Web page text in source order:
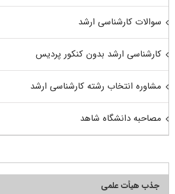
سوالات کارشناسی ارشد
کارشناسی ارشد بدون کنکور پردیس
مشاوره انتخاب رشته کارشناسی ارشد
مصاحبه دانشگاه شاهد
جذب هیأت علمی